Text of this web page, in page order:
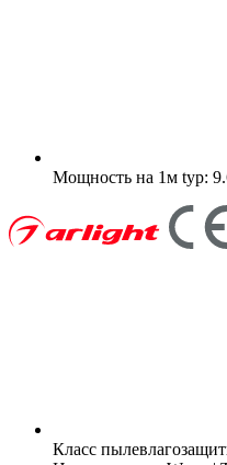
Мощность на 1м typ:
Класс